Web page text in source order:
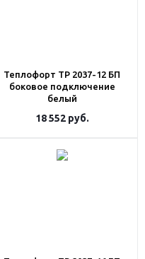
Теплофорт ТР 2037-12 БП
боковое подключение
белый
18 552руб.